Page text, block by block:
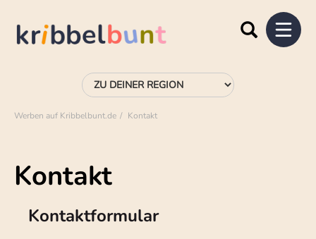
Werben auf Kribbelbunt.de Kontakt
Kontakt
Kontaktformular